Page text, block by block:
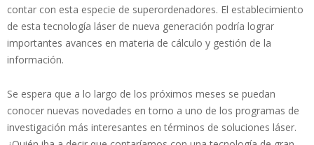
contar con esta especie de superordenadores. El establecimiento
de esta tecnología láser de nueva generación podría lograr
importantes avances en materia de cálculo y gestión de la
información.
Se espera que a lo largo de los próximos meses se puedan
conocer nuevas novedades en torno a uno de los programas de
investigación más interesantes en términos de soluciones láser.